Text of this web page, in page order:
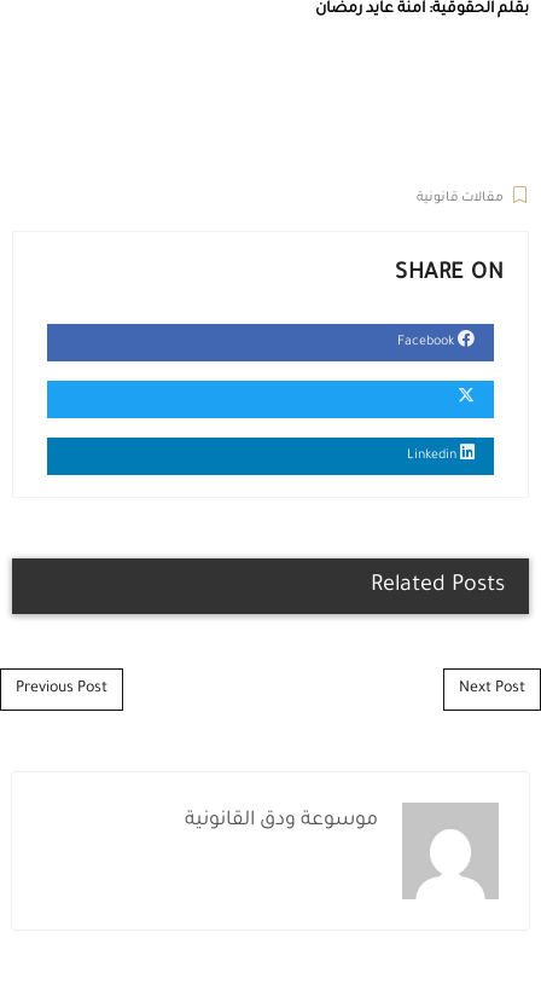
بقلم الحقوقية: آمنة عايد رمضان
مقالات قانونية
SHARE ON
Related Posts
Post navigation
Previous Post Next Post
موسوعة ودق القانونية